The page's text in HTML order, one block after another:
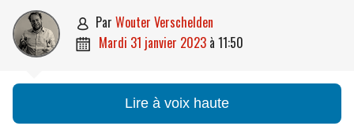
 par Wouter Verschelden
 mardi 31 janvier 2023 à 11:50
Lire à voix haute